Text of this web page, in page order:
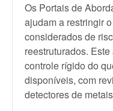
Os Portais de
ajudam a restringir
considerados de
reestruturados.
controle rígido do
disponíveis, com
detectores de